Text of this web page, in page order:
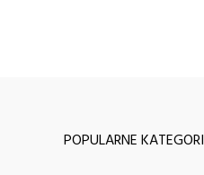
POPULARNE